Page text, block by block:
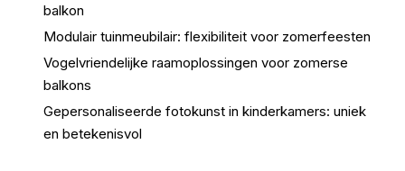
balkon
Modulair tuinmeubilair: flexibiliteit voor zomerfeesten
Vogelvriendelijke raamoplossingen voor zomerse
balkons
Gepersonaliseerde fotokunst in kinderkamers: uniek
en betekenisvol